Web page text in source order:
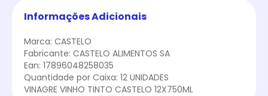
Informações Adicionais
Marca: CASTELO
Fabricante: CASTELO ALIMENTOS SA
Ean: 17896048258035
Quantidade por Caixa: 12 UNIDADES
VINAGRE VINHO TINTO CASTELO 12X750ML